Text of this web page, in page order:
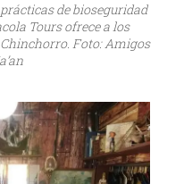
de bioseguridad
Tours ofrece a los
Foto: Amigos